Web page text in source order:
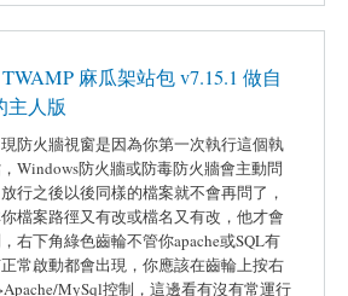
麻瓜架站包 v7.15.1 做自
主人版
防火牆視窗是因為你第一次執行這個執
Windows防火牆或防毒防火牆會主動問
行之後以後同樣的檔案就不會再問了，
檔案路徑又有改或檔名又有改，他才會
右下角綠色齒輪不管你apache或SQL有
常啟動都會出現，你應該在齒輪上按右
MySql控制，這邊看有沒有常運行